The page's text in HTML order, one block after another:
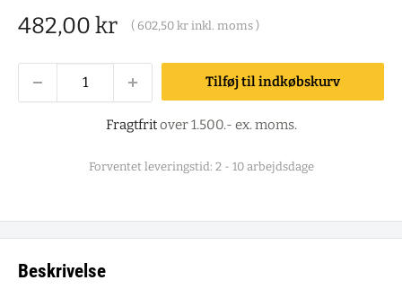
Salgspris
482,00 kr ( 602,50 kr inkl. moms )
Tilføj til indkøbskurv
Fragtfritover 1.500.- ex. moms.
Forventet leveringstid: 2 - 10 arbejdsdage
Beskrivelse